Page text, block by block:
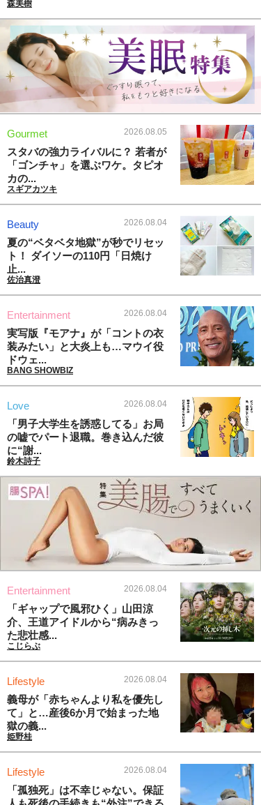
森美樹
Gourmet 2026.08.05
スタバの強力ライバルに？ 若者が
「ゴンチャ」を選ぶワケ。タピオ
カの...
スギアカツキ
Beauty 2026.08.04
夏の“ベタベタ地獄”が秒でリセッ
ト！ ダイソーの110円「日焼け
止...
佐治真澄
Entertainment 2026.08.04
実写版『モアナ』が「コントの衣
装みたい」と大炎上も…マウイ役
ドウェ...
BANG SHOWBIZ
Love 2026.08.04
「男子大学生を誘惑してる」お局
の嘘でパート退職。巻き込んだ彼
に“謝...
鈴木詩子
Entertainment 2026.08.04
「ギャップで風邪ひく」山田涼
介、王道アイドルから“病みきっ
た悲壮感...
こじらぶ
Lifestyle 2026.08.04
義母が「赤ちゃんより私を優先し
て」と…産後6か月で始まった地
獄の義...
姫野桂
Lifestyle 2026.08.04
「孤独死」は不幸じゃない。保証